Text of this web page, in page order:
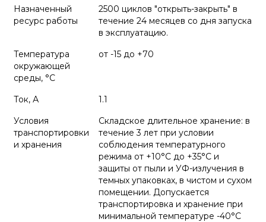
Назначенный
ресурс работы
2500 циклов "открыть-закрыть" в
течение 24 месяцев со дня запуска
в эксплуатацию.
Температура
окружающей
среды, °С
от -15 до +70
Ток, А
1.1
Условия
транспортировки
и хранения
Складское длительное хранение: в
течение 3 лет при условии
соблюдения температурного
режима от +10°С до +35°С и
защиты от пыли и УФ-излучения в
темных упаковках, в чистом и сухом
помещении. Допускается
транспортировка и хранение при
минимальной температуре -40°С